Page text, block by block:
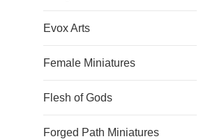
Evox Arts
Female Miniatures
Flesh of Gods
Forged Path Miniatures